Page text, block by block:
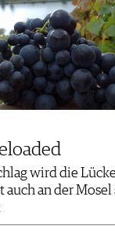
wird die
auch an der